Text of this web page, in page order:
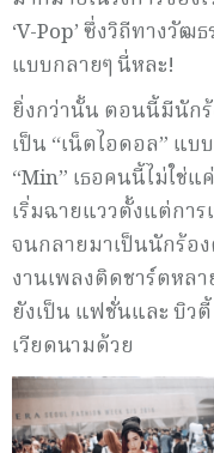
‘V-Pop’ ซึ่งวิถีทางวั
แบบกลายๆ นี่หละ!
ยิ่งกว่านั้น ตอนนี้มีนัก
เป็น “เน็ตไอดอล” แบ
“Min” เธอคนนี้ไม่ใช่
เริ่มฉายแววตั้งแต่การ
จนกลายมาเป็นนักร้อ
งานเพลงติดชาร์ตหล
ยังเป็น แฟชั่นและ บิว
เวียดนามด้วย